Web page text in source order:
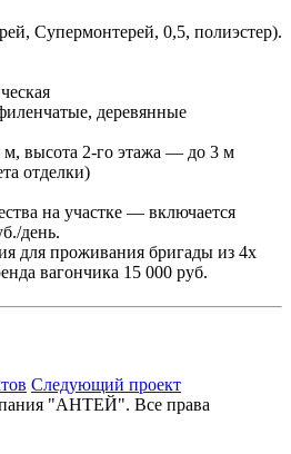
Супермонтерей, 0,5, полиэстер).
деревянные
высота 2-го этажа — до 3 м
отделки)
на участке — включается
день.
для проживания бригады из 4х
вагончика 15 000 руб.
Следующий проект
"АНТЕЙ". Все права